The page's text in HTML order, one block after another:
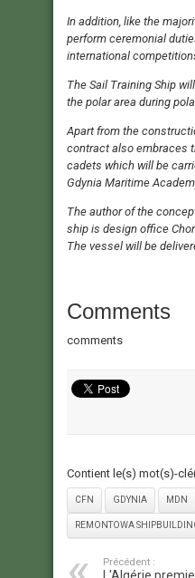
In addition, like the
perform ceremonial
international
The Sail Training Ship
the polar area during
Apart from the
contract also embraces
cadets which will be
Gdynia Maritime
The author of the
ship is design office
The vessel will be
Comments
comments
Contient le(s) mot(s)-
CFN GDYNIA MDN
REMONTOWA
Précédent :
L'Algérie